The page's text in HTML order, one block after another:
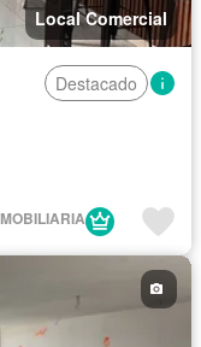
Local Comercial
Destacado